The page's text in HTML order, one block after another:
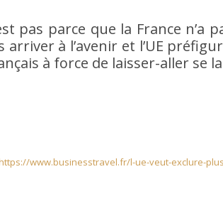
pas parce que la France
arriver à l’avenir et l’UE
à force de laisser-aller se
www.businesstravel.fr/l-ue-veut-exclure-